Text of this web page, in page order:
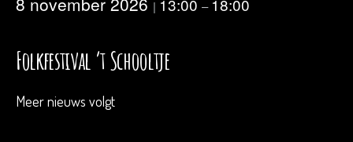
| 13:00 – 18:00
Folkfestival ’t Schooltje
Meer nieuws volgt